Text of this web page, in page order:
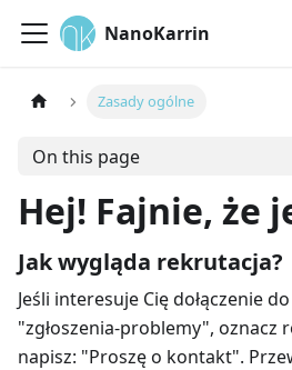
NanoKarrin
Zasady ogólne
On this page
Hej! Fajnie, że
Jak wygląda rekrutacja?
Jeśli interesuje Cię dołączenie
"zgłoszenia-problemy", oznacz
napisz: "Proszę o kontakt".